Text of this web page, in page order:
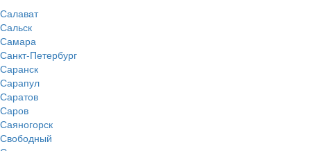
Салават
Сальск
Самара
Санкт-Петербург
Саранск
Сарапул
Саратов
Саров
Саяногорск
Свободный